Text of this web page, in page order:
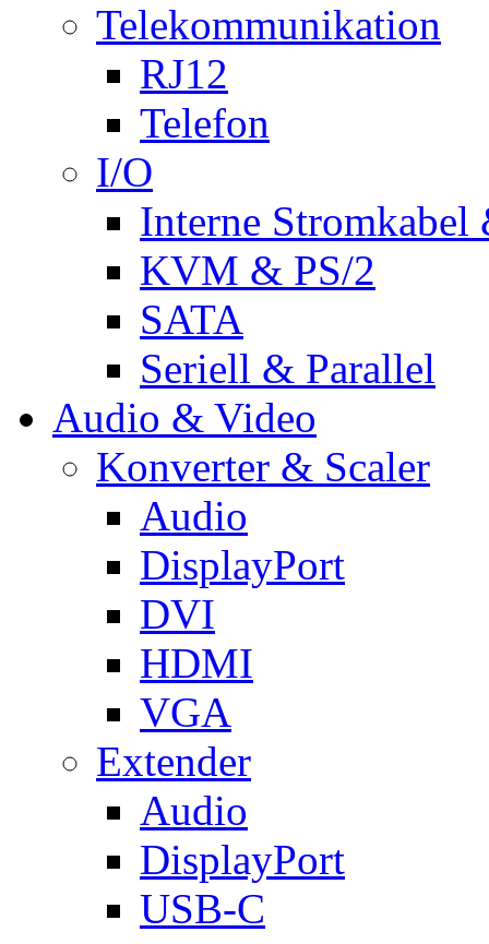
Telekommunikation
RJ12
Telefon
I/O
Interne Stromkabel
KVM & PS/2
SATA
Seriell & Parallel
Audio & Video
Konverter & Scaler
Audio
DisplayPort
DVI
HDMI
VGA
Extender
Audio
DisplayPort
USB-C